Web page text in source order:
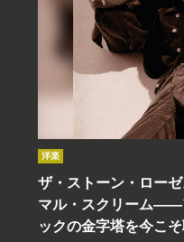
洋楽
ザ・ストーン・ロー
マル・スクリーム――
ックの金字塔を今こ